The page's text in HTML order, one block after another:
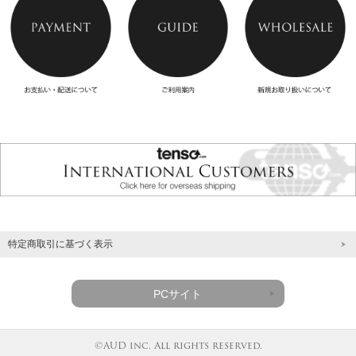
特定商取引に基づく表示
PCサイト
©AUD inc. All rights reserved.